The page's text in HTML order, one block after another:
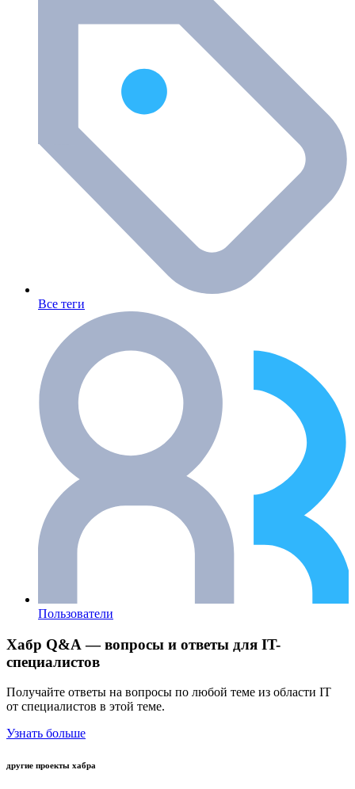
Все теги
Пользователи
Хабр Q&A — вопросы и ответы для IT-
специалистов
Получайте ответы на вопросы по любой теме из области IT
от специалистов в этой теме.
Узнать больше
другие проекты хабра